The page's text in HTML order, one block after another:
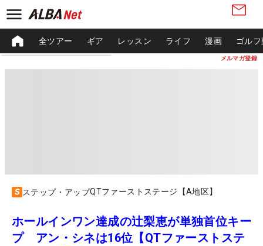
メルマガ登録
全ツアー ギア レッスン ライフ 漫画 ゴル
ステップ・アップQTファーストステージ【A地区】
ホールインワン達成の辻梨恵が単独首位キー
プ アン・シネは16位【QTファーストステ